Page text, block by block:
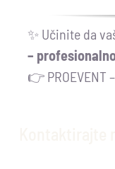
✨ Učinite da
–
👉 PROEVENT